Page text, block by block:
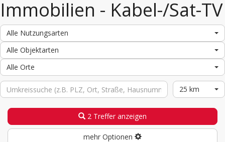
Immobilien - Kabel-/Sat-TV
Alle Nutzungsarten
Alle Objektarten
Alle Orte
25 km
2 Treffer anzeigen
mehr Optionen